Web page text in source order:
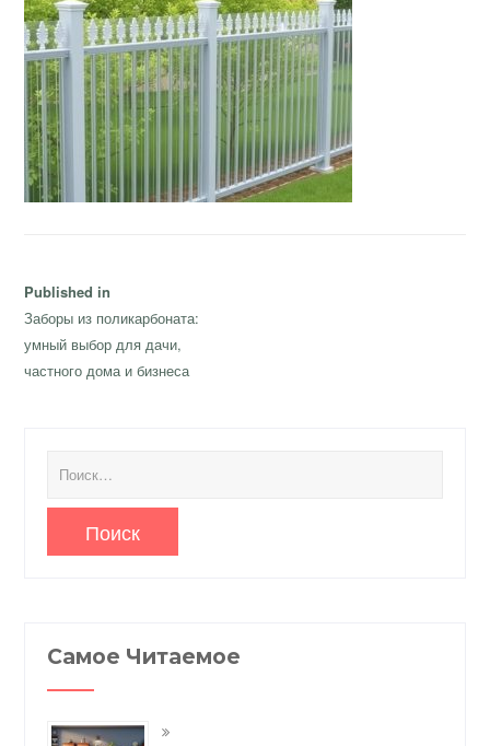
Навигация
по
записям
Published in
Заборы из поликарбоната:
умный выбор для дачи,
частного дома и бизнеса
Самое Читаемое